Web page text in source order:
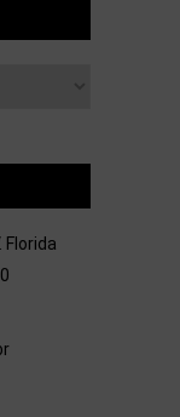
Florida